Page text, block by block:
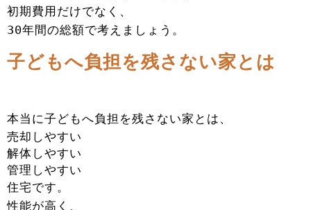
初期費用だけでなく、
30年間の総額で考えましょう。
子どもへ負担を残さない家とは
本当に子どもへ負担を残さない家とは、
売却しやすい
解体しやすい
管理しやすい
住宅です。
性能が高く、